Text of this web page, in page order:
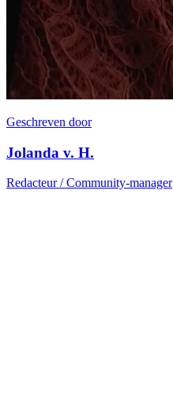
Geschreven door
Jolanda v. H.
Redacteur / Community-manager